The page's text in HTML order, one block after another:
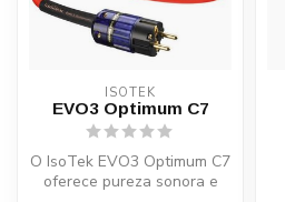
ISOTEK
EVO3 Optimum C7
O IsoTek EVO3 Optimum C7
oferece pureza sonora e